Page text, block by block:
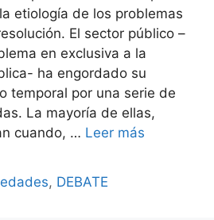
etiología de los problemas
El sector público –
en exclusiva a la
ha engordado su
temporal por una serie de
La mayoría de ellas,
cuando, … Leer más
, DEBATE